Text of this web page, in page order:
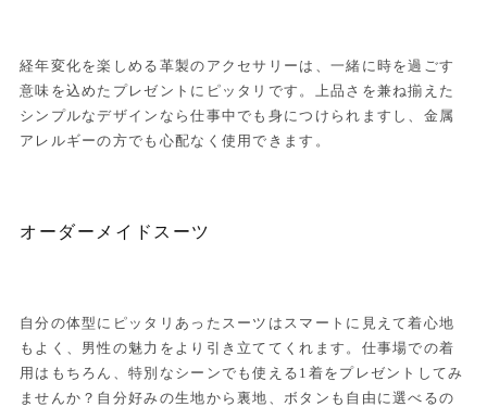
経年変化を楽しめる革製のアクセサリーは、一緒に時を過ごす
意味を込めたプレゼントにピッタリです。上品さを兼ね揃えた
シンプルなデザインなら仕事中でも身につけられますし、金属
アレルギーの方でも心配なく使用できます。
オーダーメイドスーツ
自分の体型にピッタリあったスーツはスマートに見えて着心地
もよく、男性の魅力をより引き立ててくれます。仕事場での着
用はもちろん、特別なシーンでも使える1着をプレゼントしてみ
ませんか？自分好みの生地から裏地、ボタンも自由に選べるの